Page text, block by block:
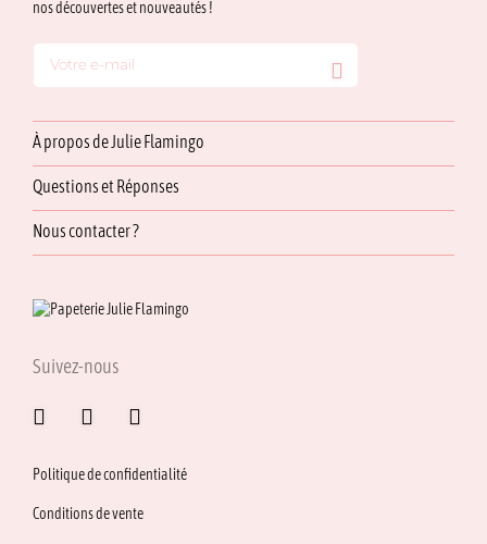
nos découvertes et nouveautés !
À propos de Julie Flamingo
Questions et Réponses
Nous contacter ?
Suivez-nous
Politique de confidentialité
Conditions de vente